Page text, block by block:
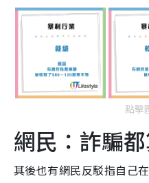
點擊
網民：詐騙
其後也有網民反駁指自己